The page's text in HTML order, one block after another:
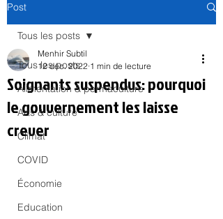
Post
Tous les posts
Alimentation & permaculture
Arts & culture
Climat
COVID
Économie
Education
Tous les posts
Soignants suspendus: pourquoi
le gouvernement les laisse
crever
Menhir Subtil
12 déc. 2022 1 min de lecture